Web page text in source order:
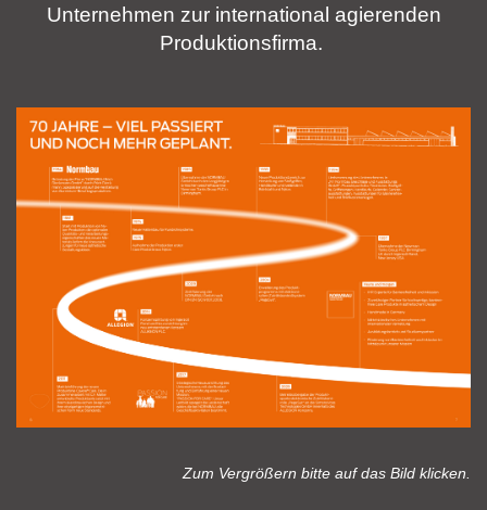
Unternehmen zur international agierenden
Produktionsfirma.
Zum Vergrößern bitte auf das Bild klicken.